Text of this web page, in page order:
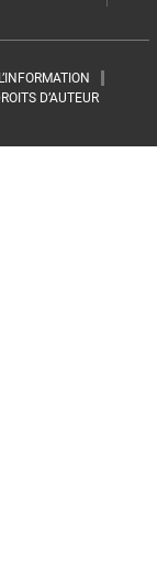
D’AUTEUR